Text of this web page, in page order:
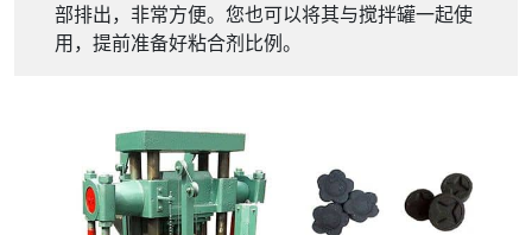
部排出，非常方便。您也可以将其与搅拌罐一起使
用，提前准备好粘合剂比例。